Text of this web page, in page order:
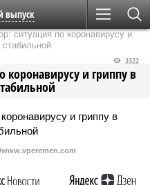
выпуск
ситуация по коронавирусу и
стабильной
коронавирусу и гриппу в
3322